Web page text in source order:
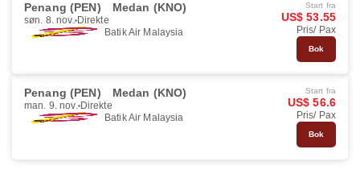
Penang (PEN) Medan (KNO)
søn. 8. nov. Direkte
Batik Air Malaysia
Start fra
US$ 53.55
Pris/ Pax
Bok
Penang (PEN) Medan (KNO)
man. 9. nov. Direkte
Batik Air Malaysia
Start fra
US$ 56.6
Pris/ Pax
Bok